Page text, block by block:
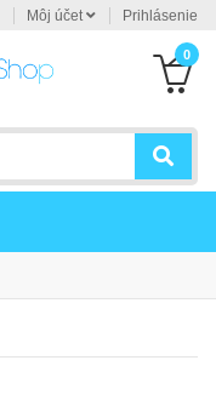
Môj účet Prihlásenie
0